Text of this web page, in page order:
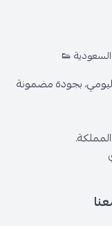
👟
بجودة مضمونة